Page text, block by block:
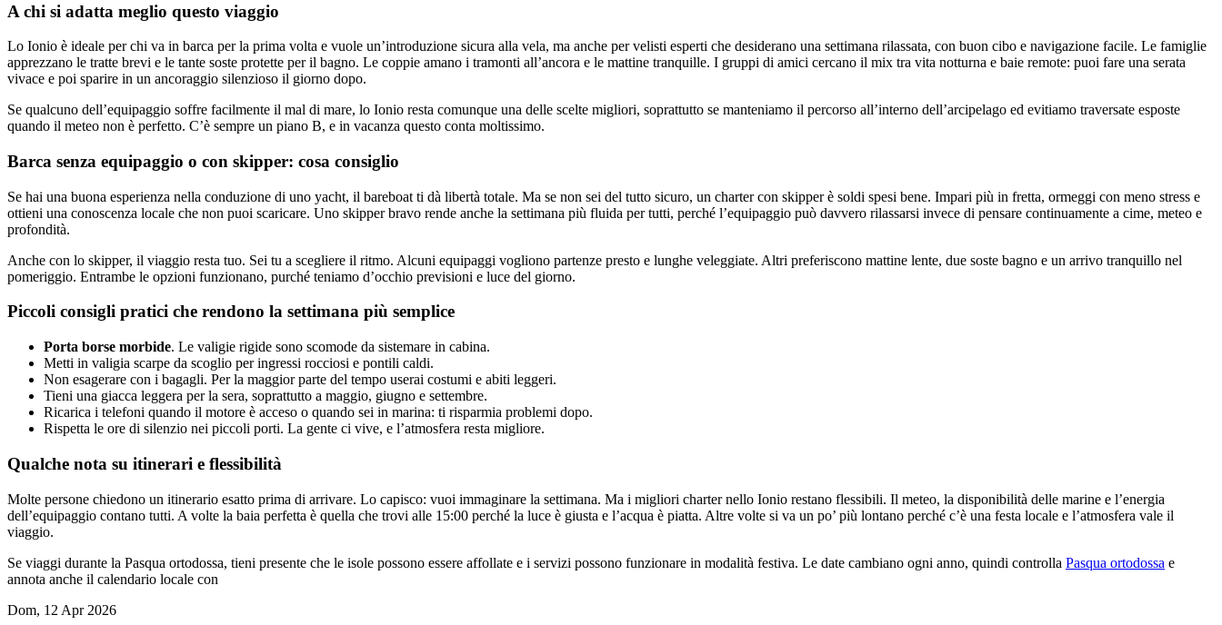
A chi si adatta meglio questo viaggio
Lo Ionio è ideale per chi va in barca per la prima volta e vuole un’introduzione sicura alla vela, ma anche per velisti esperti che desiderano una settimana rilassata, con buon cibo e navigazione facile. Le famiglie
apprezzano le tratte brevi e le tante soste protette per il bagno. Le coppie amano i tramonti all’ancora e le mattine tranquille. I gruppi di amici cercano il mix tra vita notturna e baie remote: puoi fare una serata
vivace e poi sparire in un ancoraggio silenzioso il giorno dopo.
Se qualcuno dell’equipaggio soffre facilmente il mal di mare, lo Ionio resta comunque una delle scelte migliori, soprattutto se manteniamo il percorso all’interno dell’arcipelago ed evitiamo traversate esposte
quando il meteo non è perfetto. C’è sempre un piano B, e in vacanza questo conta moltissimo.
Barca senza equipaggio o con skipper: cosa consiglio
Se hai una buona esperienza nella conduzione di uno yacht, il bareboat ti dà libertà totale. Ma se non sei del tutto sicuro, un charter con skipper è soldi spesi bene. Impari più in fretta, ormeggi con meno stress e
ottieni una conoscenza locale che non puoi scaricare. Uno skipper bravo rende anche la settimana più fluida per tutti, perché l’equipaggio può davvero rilassarsi invece di pensare continuamente a cime, meteo e
profondità.
Anche con lo skipper, il viaggio resta tuo. Sei tu a scegliere il ritmo. Alcuni equipaggi vogliono partenze presto e lunghe veleggiate. Altri preferiscono mattine lente, due soste bagno e un arrivo tranquillo nel
pomeriggio. Entrambe le opzioni funzionano, purché teniamo d’occhio previsioni e luce del giorno.
Piccoli consigli pratici che rendono la settimana più semplice
Porta borse morbide. Le valigie rigide sono scomode da sistemare in cabina.
Metti in valigia scarpe da scoglio per ingressi rocciosi e pontili caldi.
Non esagerare con i bagagli. Per la maggior parte del tempo userai costumi e abiti leggeri.
Tieni una giacca leggera per la sera, soprattutto a maggio, giugno e settembre.
Ricarica i telefoni quando il motore è acceso o quando sei in marina: ti risparmia problemi dopo.
Rispetta le ore di silenzio nei piccoli porti. La gente ci vive, e l’atmosfera resta migliore.
Qualche nota su itinerari e flessibilità
Molte persone chiedono un itinerario esatto prima di arrivare. Lo capisco: vuoi immaginare la settimana. Ma i migliori charter nello Ionio restano flessibili. Il meteo, la disponibilità delle marine e l’energia
dell’equipaggio contano tutti. A volte la baia perfetta è quella che trovi alle 15:00 perché la luce è giusta e l’acqua è piatta. Altre volte si va un po’ più lontano perché c’è una festa locale e l’atmosfera vale il
viaggio.
Se viaggi durante la Pasqua ortodossa, tieni presente che le isole possono essere affollate e i servizi possono funzionare in modalità festiva. Le date cambiano ogni anno, quindi controlla Pasqua ortodossa e
annota anche il calendario locale con
Dom, 12 Apr 2026